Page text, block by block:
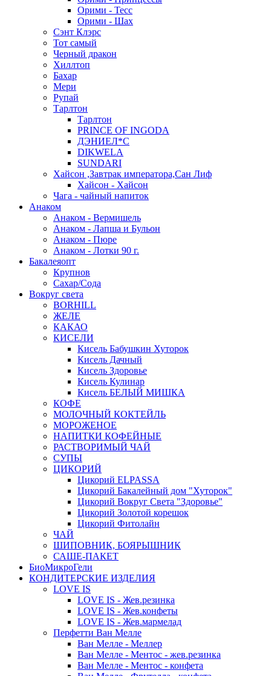
Орими - Тесс
Орими - Шах
Сэнт Клэрс
Тот самый
Черный дракон
Хиллтоп
Бахар
Мери
Рупай
Тарлтон
Тарлтон
PRINCE OF INGODA
ДЭНИЕЛ*С
DIKWELA
SUNDARI
Хайсон ,Завтрак императора,Сан Лиф
Хайсон - Хайсон
Чага - чайный напиток
Анаком
Анаком - Вермишель
Анаком - Лапша и Бульон
Анаком - Пюре
Анаком - Лотки 90 г.
Бакалеяопт
Крупнов
Сахар/Сода
Вокруг света
BORHILL
ЖЕЛЕ
КАКАО
КИСЕЛИ
Кисель Бабушкин Хуторок
Кисель Дачный
Кисель Здоровье
Кисель Кулинар
Кисель БЕЛЫЙ МИШКА
КОФЕ
МОЛОЧНЫЙ КОКТЕЙЛЬ
МОРОЖЕНОЕ
НАПИТКИ КОФЕЙНЫЕ
РАСТВОРИМЫЙ ЧАЙ
СУПЫ
ЦИКОРИЙ
Цикорий ELPASSA
Цикорий Бакалейный дом "Хуторок"
Цикорий Вокруг Света "Здоровье"
Цикорий Золотой корешок
Цикорий Фитолайн
ЧАЙ
ШИПОВНИК, БОЯРЫШНИК
САШЕ-ПАКЕТ
БиоМикроГели
КОНДИТЕРСКИЕ ИЗДЕЛИЯ
LOVE IS
LOVE IS - Жев.резинка
LOVE IS - Жев.конфеты
LOVE IS - Жев.мармелад
Перфетти Ван Мелле
Ван Мелле - Меллер
Ван Мелле - Ментос - жев.резинка
Ван Мелле - Ментос - конфета